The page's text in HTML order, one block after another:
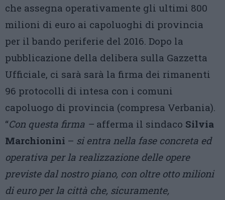
che assegna operativamente gli ultimi 800
milioni di euro ai capoluoghi di provincia
per il bando periferie del 2016. Dopo la
pubblicazione della delibera sulla Gazzetta
Ufficiale, ci sarà sarà la firma dei rimanenti
96 protocolli di intesa con i comuni
capoluogo di provincia (compresa Verbania).
“Con questa firma – afferma il sindaco Silvia
Marchionini – si entra nella fase concreta ed
operativa per la realizzazione delle opere
previste dal nostro piano, con oltre otto milioni
di euro per la città che, sicuramente,